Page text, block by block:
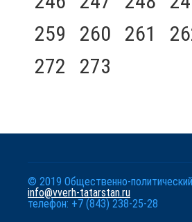
259
260 261
272
273
© 2019 Общественно-
info@vverh-tatarstan.ru
телефон: +7 (843) 238-25-28